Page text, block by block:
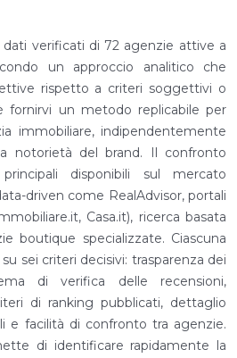
dati verificati di 72 agenzie attive a
un approccio analitico che
rispetto a criteri soggettivi o
fornirvi un metodo replicabile per
immobiliare, indipendentemente
notorietà del brand. Il confronto
disponibili sul mercato
driven come RealAdvisor, portali
Casa.it), ricerca basata
boutique specializzate. Ciascuna
sei criteri decisivi: trasparenza dei
di verifica delle recensioni,
di ranking pubblicati, dettaglio
e facilità di confronto tra agenzie.
di identificare rapidamente la